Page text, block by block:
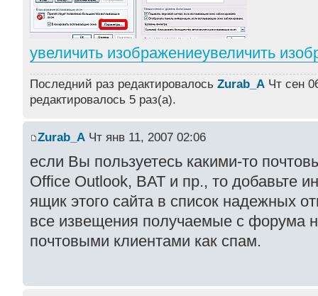
увеличить изображениеувеличить
Последний раз редактировалось Zurab_A Чт сен
редактировалось 5 раз(а).
Zurab_A Чт янв 11, 2007 02:06
если Вы пользуетесь какими-то
Office Outlook, BAT и пр., то добавьте
ящик этого сайта в список надежных
все извещения получаемые с форума
почтовыми клиентами как спам.